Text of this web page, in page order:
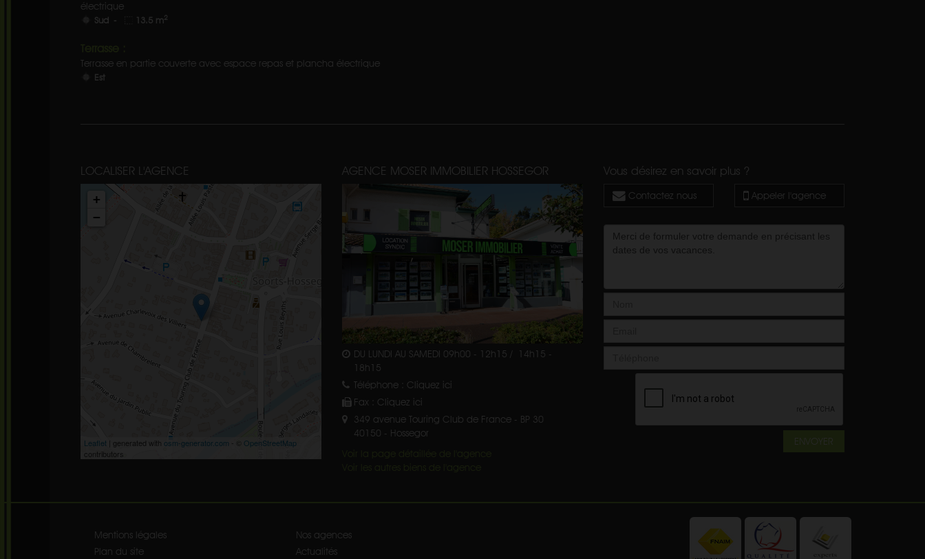
électrique
Sud -
13.5 m2
Terrasse en partie couverte avec espace repas et plancha électrique
Est
LOCALISER L'AGENCE
+
−
Leaflet | generated with osm-generator.com
OpenStreetMap
contributors
AGENCE MOSER IMMOBILIER HOSSEGOR
DU LUNDI AU SAMEDI 09h00 - 12h15 / 14h15 -
18h15
Téléphone : Cliquez ici
Fax : Cliquez ici
349 avenue Touring Club de France - BP 30
40150 - Hossegor
Vous désirez en savoir plus ?
Contactez nous Appeler l'agence
ENVOYER
Mentions légales
Plan du site
Nos agences
Actualités